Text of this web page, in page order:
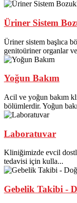
Üriner Sistem
Üriner sistem başlıca
genitoüriner organlar
Yoğun Bakım
Acil ve yoğun bakım
bölümlerdir. Yoğun
Laboratuvar
Kliniğimizde evcil
tedavisi için kulla...
Gebelik Takibi -